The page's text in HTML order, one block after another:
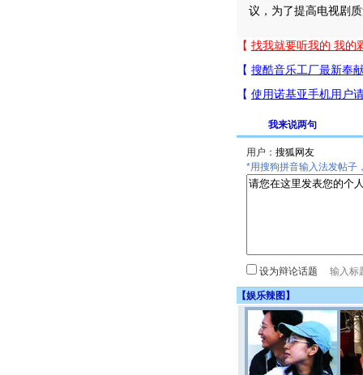
议，为了提高电视剧
我来说两句
用户：
*用搜狗拼音输入法发帖子
设为辩论话题
【娱乐辣图 】